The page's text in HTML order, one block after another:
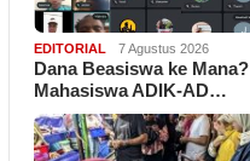
EDITORIAL 7 Agustus 2026
Dana Beasiswa ke Mana?
Mahasiswa ADIK-AD…